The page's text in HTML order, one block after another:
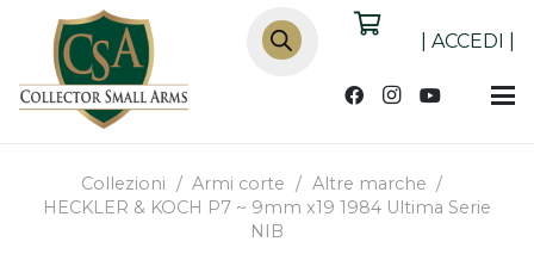
Products
search
ACCEDI
Collezioni / Armi corte / Altre marche /
HECKLER & KOCH P7 ~ 9mm x19 1984 Ultima Serie
NIB